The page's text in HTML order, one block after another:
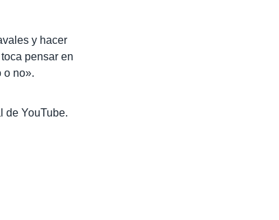
y hacer
pensar en
o no».
de YouTube.